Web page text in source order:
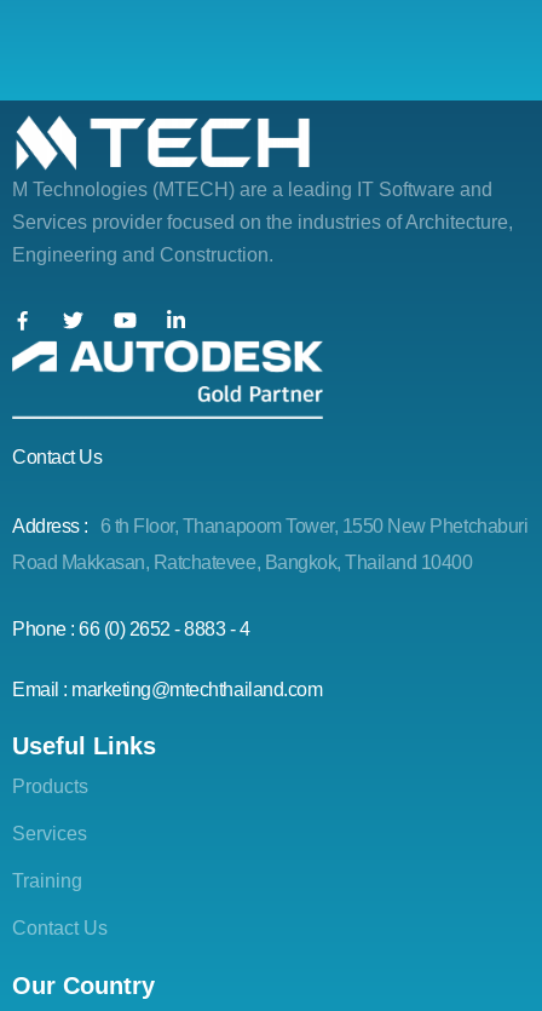
M Technologies (MTECH) are a leading IT Software and
Services provider focused on the industries of Architecture,
Engineering and Construction.
Contact Us
Address :
6 th Floor, Thanapoom Tower, 1550 New Phetchaburi
Road Makkasan, Ratchatevee, Bangkok, Thailand 10400
Phone : 66 (0) 2652 - 8883 - 4
Email : marketing@mtechthailand.com
Useful Links
Products
Services
Training
Contact Us
Our Country